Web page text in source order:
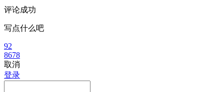
评论成功
写点什么吧
92
8678
取消
登录